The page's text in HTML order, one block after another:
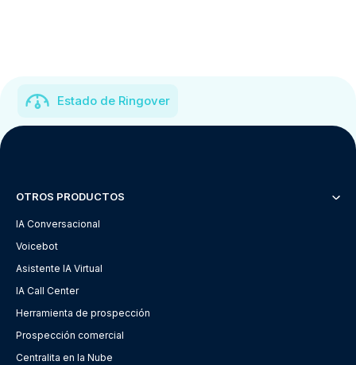
Estado de Ringover
OTROS PRODUCTOS
IA Conversacional
Voicebot
Asistente IA Virtual
IA Call Center
Herramienta de prospección
Prospección comercial
Centralita en la Nube